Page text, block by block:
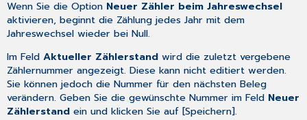
Wenn Sie die Option Neuer Zähler beim Jahreswechsel
aktivieren, beginnt die Zählung jedes Jahr mit dem
Jahreswechsel wieder bei Null.
Im FeldAktueller Zählerstand wird die zuletzt vergebene
Zählernummer angezeigt. Diese kann nicht editiert werden.
Sie können jedoch die Nummer für den nächsten Beleg
verändern. Geben Sie die gewünschte Nummer im Feld Neuer
Zählerstand ein und klicken Sie auf [Speichern].